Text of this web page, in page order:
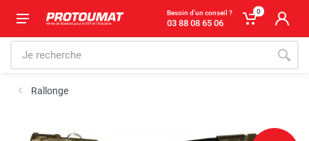
Besoin d'un conseil ?
03 88 08 65 06
0
Rallonge